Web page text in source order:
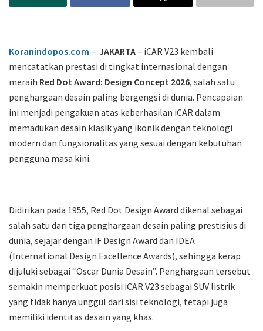
Koranindopos.com – JAKARTA– iCAR V23 kembali
mencatatkan prestasi di tingkat internasional dengan
meraih Red Dot Award: Design Concept 2026, salah satu
penghargaan desain paling bergengsi di dunia. Pencapaian
ini menjadi pengakuan atas keberhasilan iCAR dalam
memadukan desain klasik yang ikonik dengan teknologi
modern dan fungsionalitas yang sesuai dengan kebutuhan
pengguna masa kini.
Didirikan pada 1955, Red Dot Design Award dikenal sebagai
salah satu dari tiga penghargaan desain paling prestisius di
dunia, sejajar dengan iF Design Award dan IDEA
(International Design Excellence Awards), sehingga kerap
dijuluki sebagai “Oscar Dunia Desain”. Penghargaan tersebut
semakin memperkuat posisi iCAR V23 sebagai SUV listrik
yang tidak hanya unggul dari sisi teknologi, tetapi juga
memiliki identitas desain yang khas.